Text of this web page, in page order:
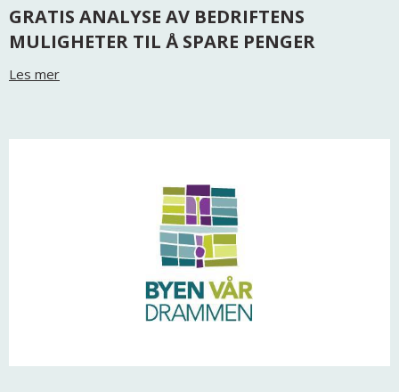
GRATIS ANALYSE AV BEDRIFTENS
MULIGHETER TIL Å SPARE PENGER
Les mer